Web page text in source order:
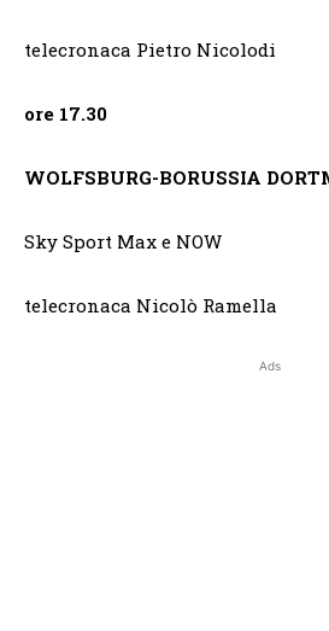
telecronaca Pietro Nicolodi
ore 17.30
WOLFSBURG-BORUSSIA
Sky Sport Max e NOW
telecronaca Nicolò Ramella
Ads